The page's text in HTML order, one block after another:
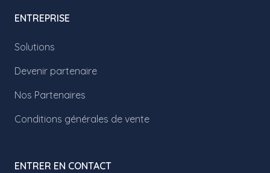
ENTREPRISE
Solutions
Devenir partenaire
Nos Partenaires
Conditions générales de vente
ENTRER EN CONTACT